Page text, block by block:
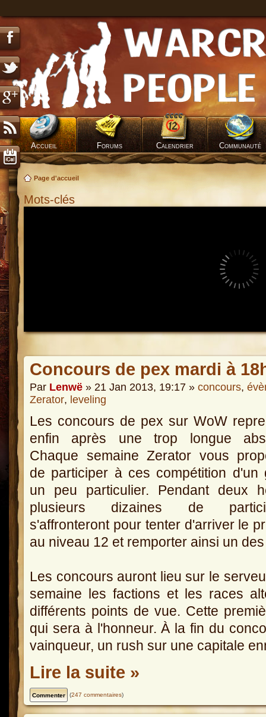
Accueil Forums Calendrier Communauté
Page d'accueil
Mots-clés
Concours de pex mardi à
Par Lenwë » 21 Jan 2013, 19:17 » concours,
Zerator, leveling
Les concours de pex sur WoW
enfin après une trop longue
Chaque semaine Zerator vous
de participer à ces compétition d'un
un peu particulier. Pendant deux
plusieurs dizaines de
s'affronteront pour tenter d'arriver le
au niveau 12 et remporter ainsi un
Les concours auront lieu sur le
semaine les factions et les races
différents points de vue. Cette
qui sera à l'honneur. À la fin du
vainqueur, un rush sur une capitale
Lire la suite »
(247 commentaires)